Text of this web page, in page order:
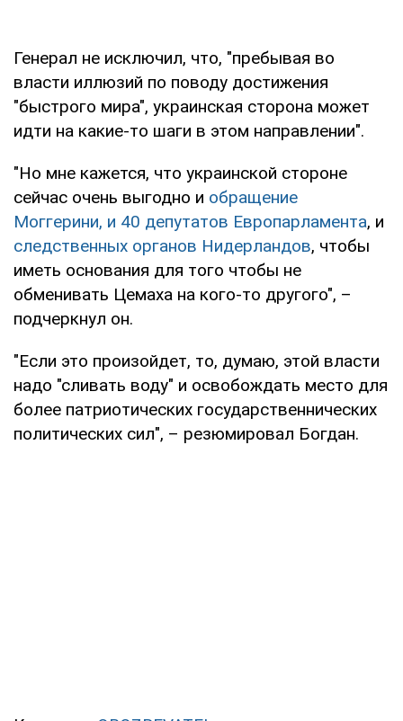
Генерал не исключил, что, "пребывая во
власти иллюзий по поводу достижения
"быстрого мира", украинская сторона может
идти на какие-то шаги в этом направлении".
"Но мне кажется, что украинской стороне
сейчас очень выгодно и обращение
Моггерини, и 40 депутатов Европарламента, и
следственных органов Нидерландов, чтобы
иметь основания для того чтобы не
обменивать Цемаха на кого-то другого", –
подчеркнул он.
"Если это произойдет, то, думаю, этой власти
надо "сливать воду" и освобождать место для
более патриотических государственнических
политических сил", – резюмировал Богдан.